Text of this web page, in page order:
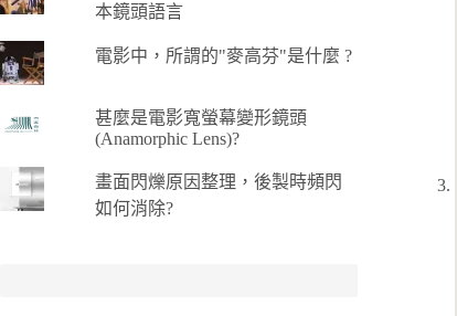
本鏡頭語言
電影中，所謂的"麥高芬"是什麼 ?
甚麼是電影寬螢幕變形鏡頭
(Anamorphic Lens)?
畫面閃爍原因整理，後製時頻閃
如何消除?